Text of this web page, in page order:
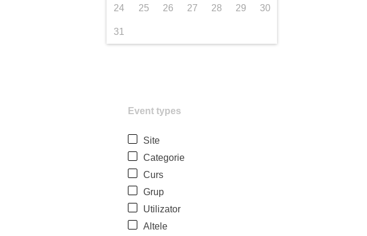
24 25 26 27 28 29 30
31
Event types
Site
Categorie
Curs
Grup
Utilizator
Altele